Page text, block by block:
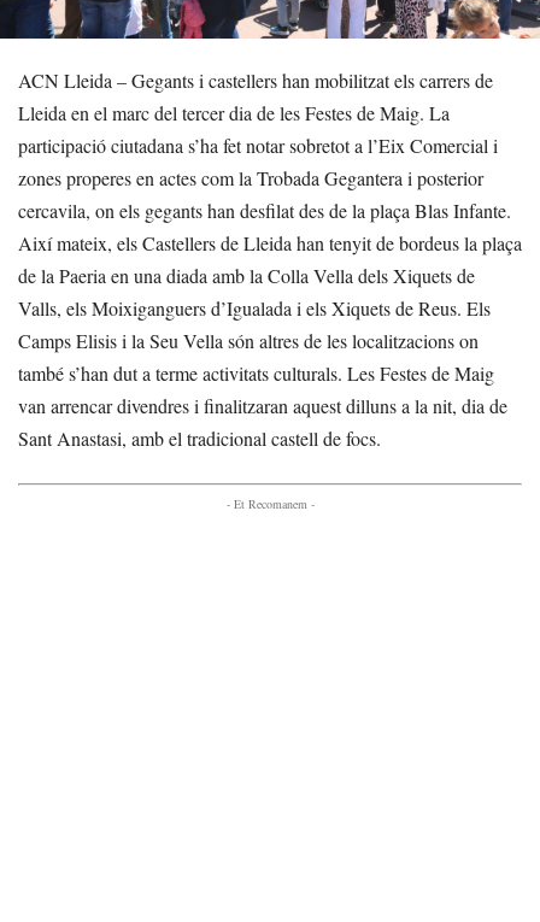
ACN Lleida – Gegants i castellers han mobilitzat els carrers de
Lleida en el marc del tercer dia de les Festes de Maig. La
participació ciutadana s’ha fet notar sobretot a l’Eix Comercial i
zones properes en actes com la Trobada Gegantera i posterior
cercavila, on els gegants han desfilat des de la plaça Blas Infante.
Així mateix, els Castellers de Lleida han tenyit de bordeus la plaça
de la Paeria en una diada amb la Colla Vella dels Xiquets de
Valls, els Moixiganguers d’Igualada i els Xiquets de Reus. Els
Camps Elisis i la Seu Vella són altres de les localitzacions on
també s’han dut a terme activitats culturals. Les Festes de Maig
van arrencar divendres i finalitzaran aquest dilluns a la nit, dia de
Sant Anastasi, amb el tradicional castell de focs.
- Et Recomanem -